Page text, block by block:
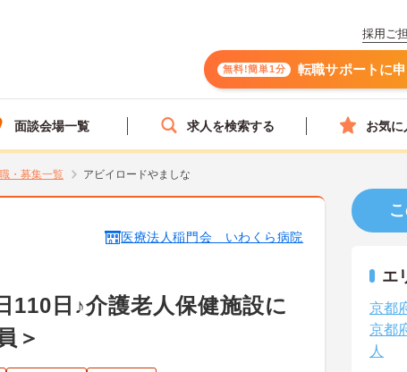
採用ご
無料!簡単1分 転職サポートに
面談会場一覧 求人を検索する お気に
・募集一覧 アビイロードやましな
医療法人稲門会 いわくら病院
110日♪介護老人保健施設に
＞
エ
京都
京都
人